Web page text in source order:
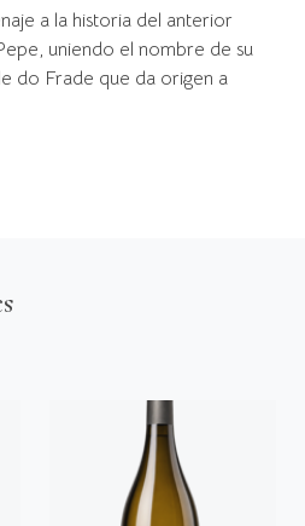
a la historia del anterior
uniendo el nombre de su
do Frade que da origen a